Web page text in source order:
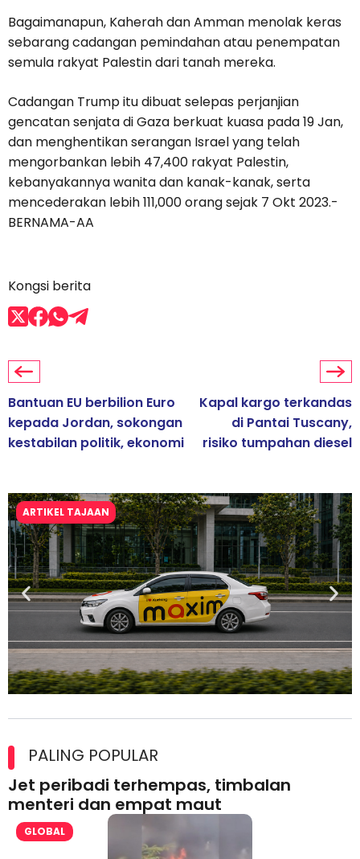
Bagaimanapun, Kaherah dan Amman menolak keras
sebarang cadangan pemindahan atau penempatan
semula rakyat Palestin dari tanah mereka.
Cadangan Trump itu dibuat selepas perjanjian
gencatan senjata di Gaza berkuat kuasa pada 19 Jan,
dan menghentikan serangan Israel yang telah
mengorbankan lebih 47,400 rakyat Palestin,
kebanyakannya wanita dan kanak-kanak, serta
mencederakan lebih 111,000 orang sejak 7 Okt 2023.-
BERNAMA-AA
Kongsi berita
Bantuan EU berbilion Euro
kepada Jordan, sokongan
kestabilan politik, ekonomi
Kapal kargo terkandas
di Pantai Tuscany,
risiko tumpahan diesel
ARTIKEL TAJAAN
lesen separuh pertama 2026
PALING POPULAR
Jet peribadi terhempas, timbalan
menteri dan empat maut
GLOBAL